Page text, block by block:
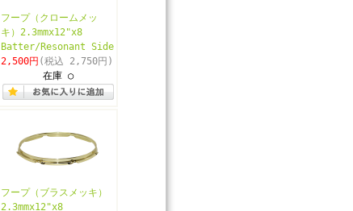
フープ（クロームメッ
キ）2.3mmx12"x8
Batter/Resonant Side
2,500円 (税込 2,750円)
在庫 ○
フープ（ブラスメッキ）
2.3mmx12"x8